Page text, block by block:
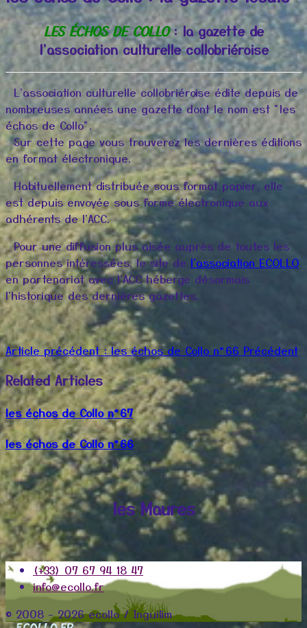
LES ÉCHOS DE COLLO: la gazette de
l'association culturelle collobriéroise
L'association culturelle collobriéroise édite depuis de
nombreuses années une gazette dont le nom est "les
échos de Collo".
Sur cette page vous trouverez les dernières éditions
en format électronique.
Habituellement distribuée sous format papier, elle
est depuis envoyée sous forme électronique aux
adhérents de l'ACC.
Pour une diffusion plus aisée auprès de toutes les
personnes intéressées, le site de l'association ECOLLO
en partenariat avec l'ACC héberge désormais
l'historique des dernières gazettes.
Article précédent : les échos de Collo n°66 Précédent
Related Articles
les échos de Collo n°67
les échos de Collo n°66
les Maures
(+33) 07 67 94 18 47
info@ecollo.fr
© 2008 - 2026 ecollo / Inguilim